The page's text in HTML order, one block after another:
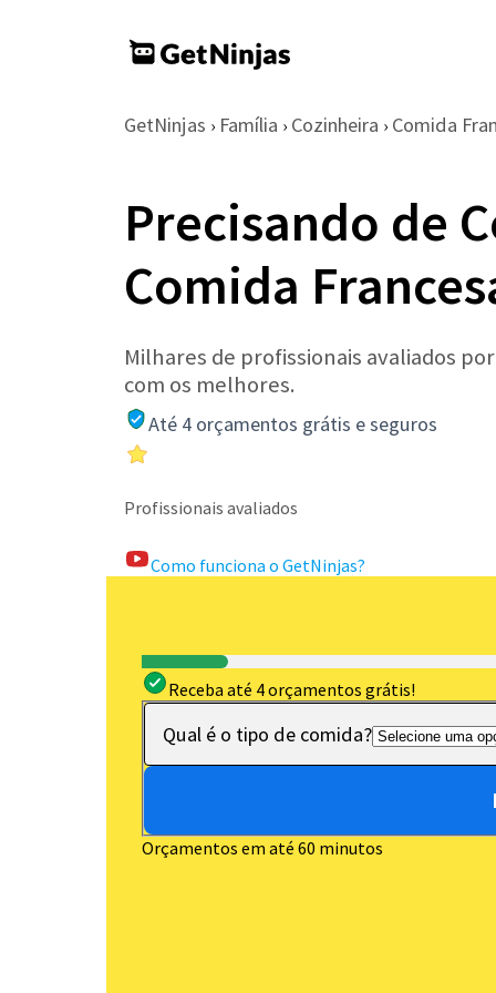
GetNinjas › Família › Cozinheira › Comida
Precisando de
Comida
Milhares de profissionais avaliados
com os melhores.
Até 4 orçamentos grátis e seguros
Profissionais avaliados
Como funciona o GetNinjas?
Receba até 4 orçamentos grátis!
Qual é o tipo de comida?
Orçamentos em até 60 minutos